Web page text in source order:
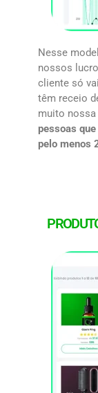
Nesse
nossos
cliente só
têm receio
muito nossa
pessoas
pelo menos